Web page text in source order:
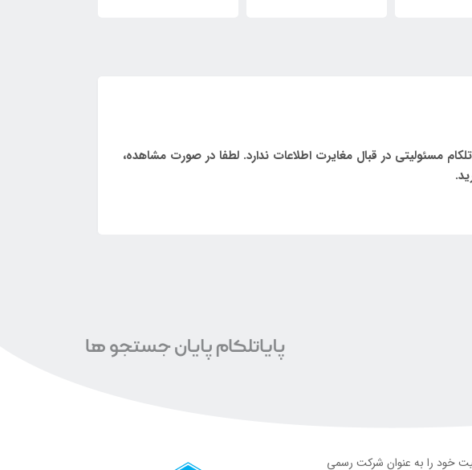
مسئولیتی در قبال مغایرت اطلاعات ندارد. لطفا در صورت مشاهده،
خود را به عنوان شرکت رسمی